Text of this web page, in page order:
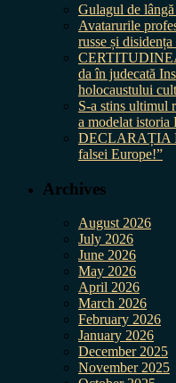
Gulagul de
Avatarurile
russe și
da în judecată
holocaustului
S-a stins ultimul
a modelat istoria
DECLARAȚIA
falsei Europe!”
Archives
August 2026
July 2026
June 2026
May 2026
April 2026
March 2026
February 2026
January 2026
December 2025
November 2025